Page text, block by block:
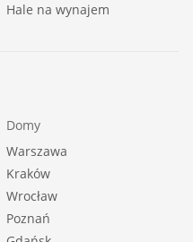
Hale na wynajem
Domy
Warszawa
Kraków
Wrocław
Poznań